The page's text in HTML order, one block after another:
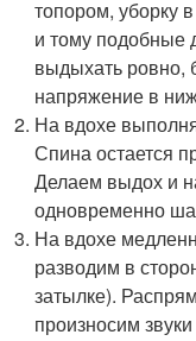
топором, уборку
и тому подобные
выдыхать ровно,
напряжение в
На вдохе
Спина остается
Делаем выдох и
одновременно
На вдохе
разводим в
затылке).
произносим